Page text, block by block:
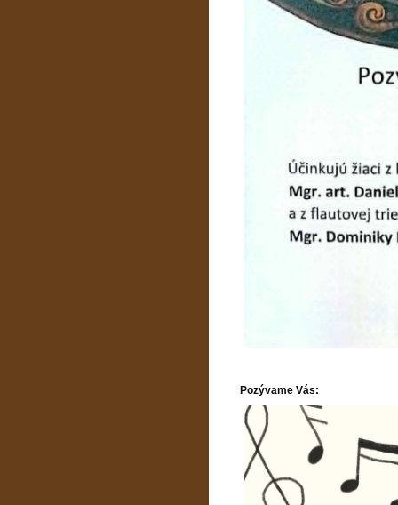
Pozývame Vás: